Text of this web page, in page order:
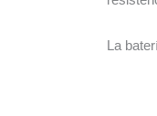
La